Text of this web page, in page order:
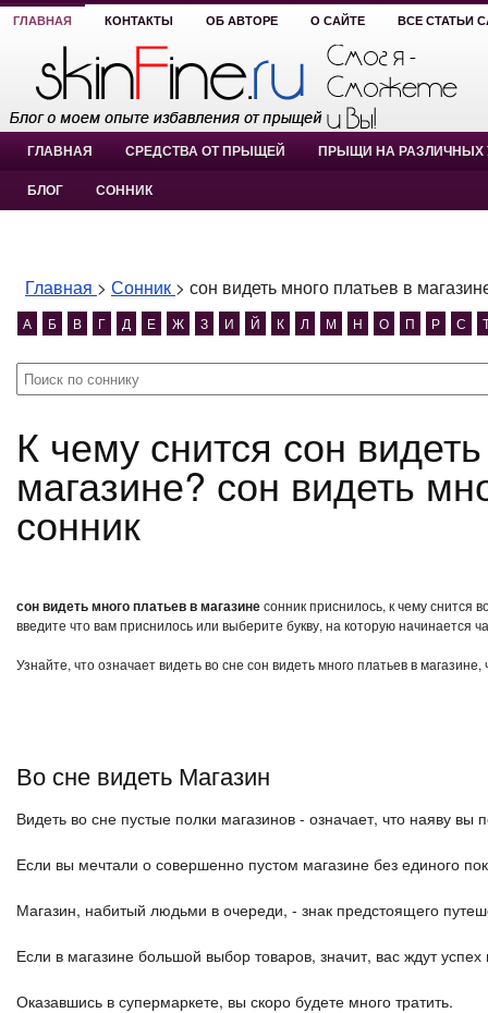
ГЛАВНАЯ КОНТАКТЫ ОБ АВТОРЕ О САЙТЕ ВСЕ СТАТЬИ
ГЛАВНАЯ СРЕДСТВА ОТ ПРЫЩЕЙ ПРЫЩИ НА РАЗЛИЧНЫХ
БЛОГ СОННИК
Главная > Сонник > сон видеть много платьев в
А Б В Г Д Е Ж З И Й К Л М Н О П Р С
К чему снится сон видеть много платьев в
магазине? сон видеть
сонник
сон видеть много платьев в магазинесонник приснилось, к чему снится
введите что вам приснилось или выберите букву, на которую начинается
Узнайте, что означает видеть во сне сон видеть много платьев в
Во сне видеть Магазин
Видеть во сне пустые полки магазинов - означает, что наяву
Если вы мечтали о совершенно пустом магазине без единого
Магазин, набитый людьми в очереди, - знак предстоящего
Если в магазине большой выбор товаров, значит, вас ждут
Оказавшись в супермаркете, вы скоро будете много тратить.